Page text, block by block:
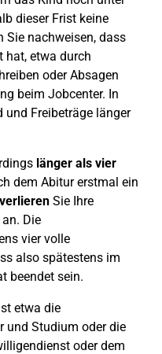
dieser Frist keine
Sie nachweisen, dass
hat, etwa durch
oder Absagen
beim Jobcenter. In
und Freibeträge länger
länger als vier
dem Abitur erstmal ein
verlieren Sie Ihre
Die
vier volle
also spätestens im
beendet sein.
etwa die
und Studium oder die
oder dem